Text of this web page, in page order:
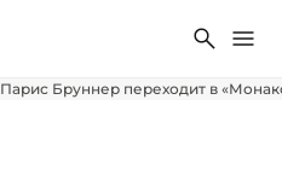
Поиск
Парис Бруннер переходит в